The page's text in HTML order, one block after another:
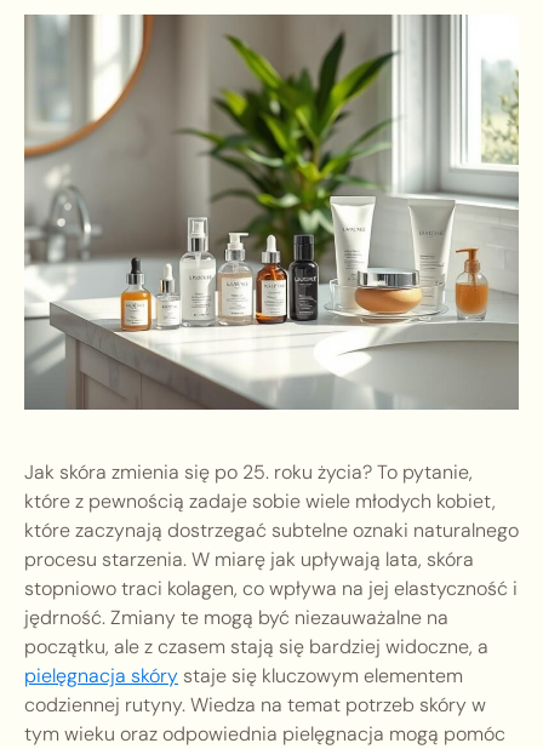
Jak skóra zmienia się po 25. roku życia? To pytanie,
które z pewnością zadaje sobie wiele młodych kobiet,
które zaczynają dostrzegać subtelne oznaki naturalnego
procesu starzenia. W miarę jak upływają lata, skóra
stopniowo traci kolagen, co wpływa na jej elastyczność i
jędrność. Zmiany te mogą być niezauważalne na
początku, ale z czasem stają się bardziej widoczne, a
pielęgnacja skóry staje się kluczowym elementem
codziennej rutyny. Wiedza na temat potrzeb skóry w
tym wieku oraz odpowiednia pielęgnacja mogą pomóc